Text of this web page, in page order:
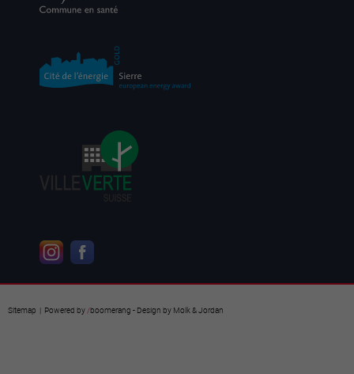
Sitemap | Powered by /boomerang - Design by Molk & Jordan